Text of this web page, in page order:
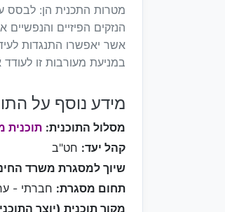
מטרות התכנית הן: לבסס
הנזקים הפיזיים
אשר יאפשרו התנגדות
במניעת מעורבות זו
מידע נוסף על
מסלול התוכנית: תוכנית
קהל יעד: חט"ב
שיוך למסגרת משרד
תחום מסגרת: חברתי -
מקור תוכנית (יוצר